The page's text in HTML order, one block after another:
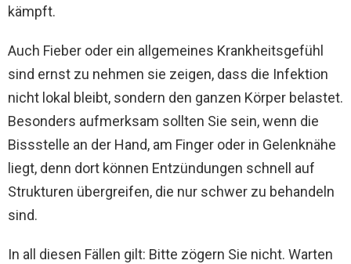
kämpft.
Auch Fieber oder ein allgemeines Krankheitsgefühl
sind ernst zu nehmen sie zeigen, dass die Infektion
nicht lokal bleibt, sondern den ganzen Körper belastet.
Besonders aufmerksam sollten Sie sein, wenn die
Bissstelle an der Hand, am Finger oder in Gelenknähe
liegt, denn dort können Entzündungen schnell auf
Strukturen übergreifen, die nur schwer zu behandeln
sind.
In all diesen Fällen gilt: Bitte zögern Sie nicht. Warten